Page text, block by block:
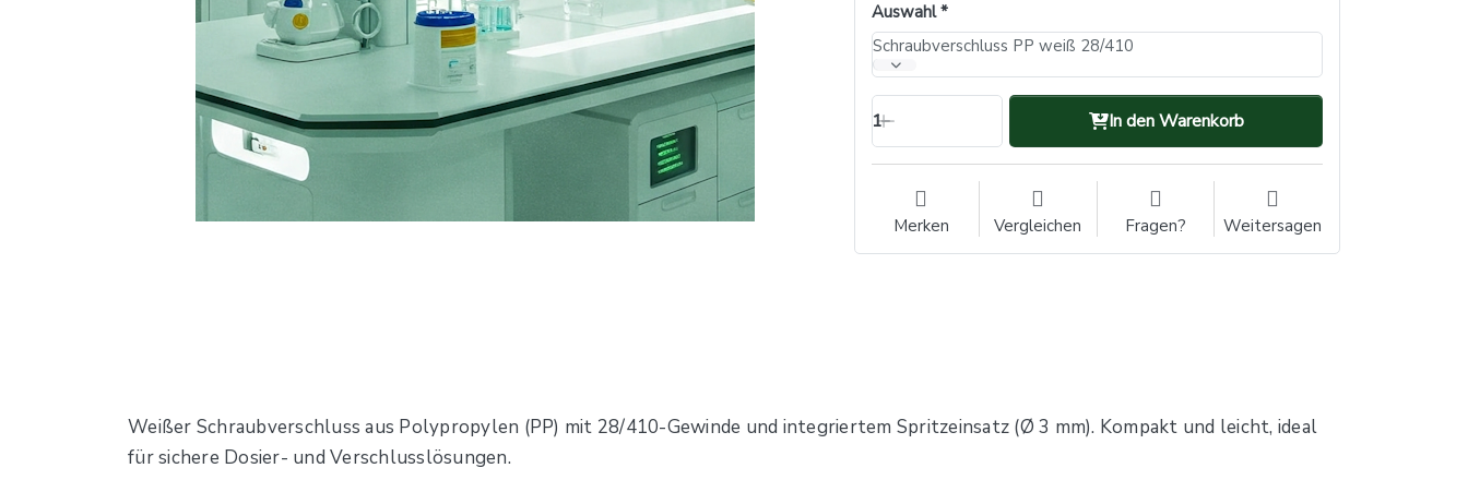
Auswahl
Schraubverschluss PP weiß 28/410
1 In den Warenkorb
Merken Vergleichen Fragen? Weitersagen
Weißer Schraubverschluss aus Polypropylen (PP) mit 28/410-Gewinde und integriertem Spritzeinsatz (Ø 3 mm). Kompakt und leicht, ideal
für sichere Dosier- und Verschlusslösungen.